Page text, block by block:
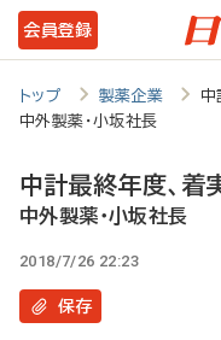
メ
イ
テ
ツ
に
会員登録
トップ 製薬企業
中
中外製薬・小坂社長
中計最終年度、着
中外製薬・小坂社長
2018/7/26 22:23
保存